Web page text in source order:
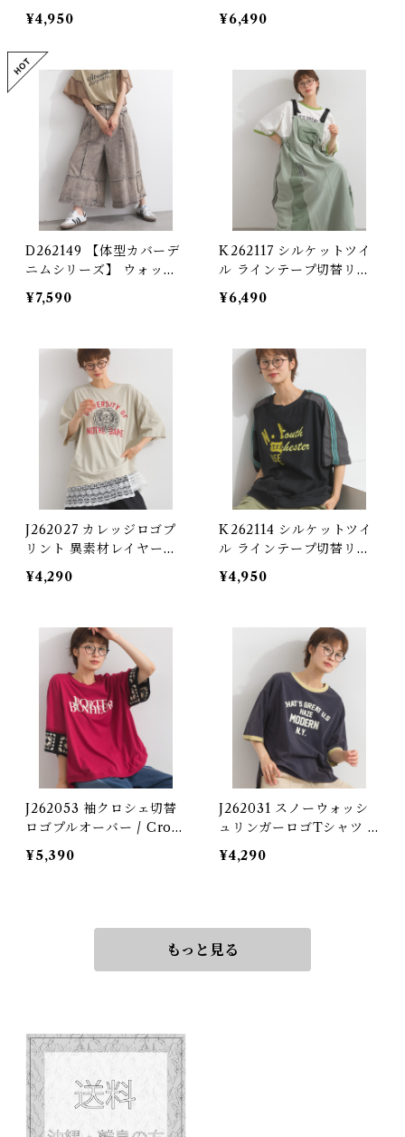
リングデニム切替プルオー
バー / Shirring Sleeve D
enim Panel Pullover
【re-design】
¥4,950
リングデニム切替ワンピー
ス / Shirring Sleeve De
esign】
¥6,490
D262149 【体型カバーデ
ニムシリーズ】 ウォッシ
ュデニムワイドパンツ /
Washed Denim Wide Pa
¥7,590
K262117 シルケットツイ
ル ラインテープ切替リメ
イク風ジャンパースカート
/ Silket-Finish Twill Re
ss with Line Tape
¥6,490
J262027 カレッジロゴプ
リント 異素材レイヤード
風チュニック / College
Logo Print Mixed-Fabri
¥4,290
K262114 シルケットツイ
ル ラインテープ切替リメ
イク風ロゴプルオーバー /
Mercerized Twill Rema
with Line Tape
¥4,950
J262053 袖クロシェ切替
ロゴプルオーバー / Croc
het Sleeve Logo Pullov
er
¥5,390
J262031 スノーウォッシ
ュリンガーロゴTシャツ /
Snow Wash Ringer Log
o T-Shirt
¥4,290
もっと見る